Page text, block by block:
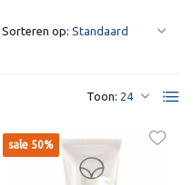
Toon:
Sorteren op:
sale 50%